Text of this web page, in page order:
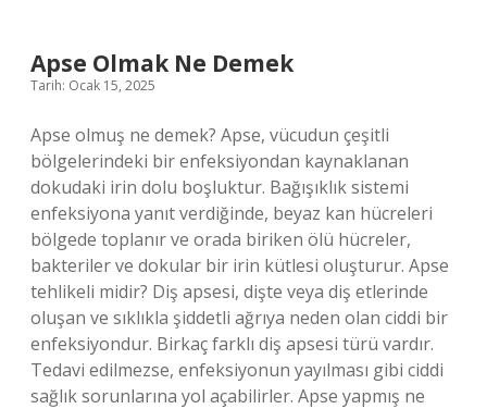
Apse Olmak Ne Demek
Tarih: Ocak 15, 2025
Apse olmuş ne demek? Apse, vücudun çeşitli
bölgelerindeki bir enfeksiyondan kaynaklanan
dokudaki irin dolu boşluktur. Bağışıklık sistemi
enfeksiyona yanıt verdiğinde, beyaz kan hücreleri
bölgede toplanır ve orada biriken ölü hücreler,
bakteriler ve dokular bir irin kütlesi oluşturur. Apse
tehlikeli midir? Diş apsesi, dişte veya diş etlerinde
oluşan ve sıklıkla şiddetli ağrıya neden olan ciddi bir
enfeksiyondur. Birkaç farklı diş apsesi türü vardır.
Tedavi edilmezse, enfeksiyonun yayılması gibi ciddi
sağlık sorunlarına yol açabilirler. Apse yapmış ne